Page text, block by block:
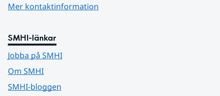
Mer kontaktinformation
SMHI-länkar
Jobba på SMHI
Om SMHI
SMHI-bloggen